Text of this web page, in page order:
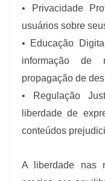
• Privacidade
usuários sobre
• Educação
informação de
propagação de
• Regulação
liberdade de
conteúdos
A liberdade nas